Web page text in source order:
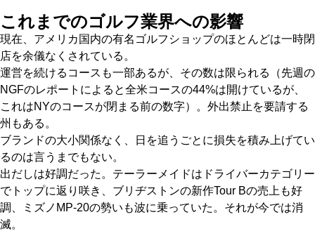
これまでのゴルフ業界への影響
現在、アメリカ国内の有名ゴルフショップのほとんどは一時閉
店を余儀なくされている。
運営を続けるコースも一部あるが、その数は限られる（先週の
NGFのレポートによると全米コースの44%は開けているが、
これはNYのコースが閉まる前の数字）。外出禁止を要請する
州もある。
ブランドの大小関係なく、日を追うごとに損失を積み上げてい
るのは言うまでもない。
出だしは好調だった。テーラーメイドはドライバーカテゴリー
でトップに返り咲き、ブリヂストンの新作Tour Bの売上も好
調、ミズノMP-20の勢いも波に乗っていた。それが今では消
滅。